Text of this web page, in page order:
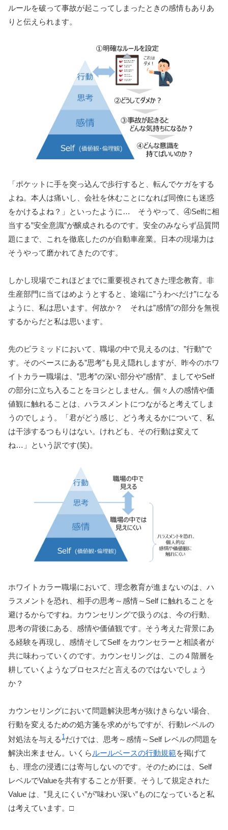
ルールを破って事故が起こってしまったときの感情もありあ
りと伝えられます。
「ポケットに手を突っ込んで歩行すると、転んでケガをする
よね。本人は痛いし、会社を休むことになれば同僚にも迷惑
をかけるよね？」といったように… そうやって、④Selfに相
当する”安全意識”が醸成されるのです。安全のみならず品質問
題にまで、これを徹底したのが自動車産業。日本の現場力は
そうやって磨かれてきたのです。
しかし現場でこれほどまでに重要視されてきた理念教育。非
生産部門に当てはめようとすると、途端に”うわべだけ”になる
ように、私は思います。何故か？ それは”感情”の部分を無視
するからだと私は思います。
先のピラミッドにおいて、職場の中で見えるのは、”行動”で
す。そのベースにある”思考”も見え隠れしますが、昨今のホワ
イトカラー職場は、”思考”の深い部分や”感情”、ましてやSelf
の部分に立ち入ることをヨシとしません。個々人の感情や価
値観に触れることは、ハラスメントにつながると考えてしま
うのでしょう。「君がどう感じ、どう考えるかについて、私
は干渉するつもりはない。けれども、その行動は変えて
ね…」という訳です(笑)。
ホワイトカラー職場において、理念教育が進まないのは、ハ
ラスメントを恐れ、相手の思考～感情～Self に触れることを
避けるからですね。カウンセリングで扱うのは、今の行動、
思考の背後にある、感情や価値観です。そう考えた背景にあ
る経験を再現し、感情そしてSelf をカウンセラーと相談者が
共に味わっていくのです。カウンセリングは、この４階層を
耕していくようなプロセスだと言えるのではないでしょう
か？
カウンセリングにおいて問題解決思考が抜けきらない場合、
行動を変えるための処方箋を求めがちですが、行動レベルの
対処法を与える 1 だけでは、思考～感情～Self レベルの問題を
解決出来ません。いくら ルールベースの行動規範を掲げて
も、理念の浸透には寄与しないのです。そのためには、Self
レベルでValueを共有することが肝要。そうして規定された
Value は、”見えにくい”が”味わい深い”ものになっていると私
は考えています。□